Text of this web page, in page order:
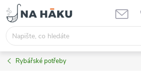
Přejít
na
obsah
Rybářské potřeby